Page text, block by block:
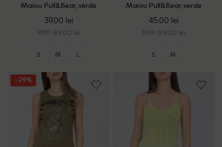
Maiou Pull&Bear, verde
39.00 lei
RRP: 89.00 lei
S M L
Maiou Pull&Bear, verde
45.00 lei
RRP: 89.00 lei
S M
- 29%